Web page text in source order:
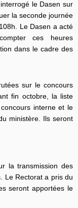
le Dasen sur
la seconde journée
Le Dasen a acté
ces heures
dans le cadre des
sur le concours
fin octobre, la liste
interne et le
ministère. Ils seront
la transmission des
Le Rectorat a pris du
seront apportées le